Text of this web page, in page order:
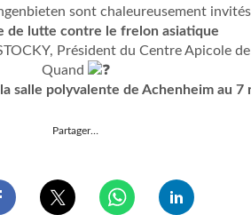
sont chaleureusement
de lutte contre le frelon asiatique
Président du Centre Apicole
Quand
salle polyvalente de Achenheim au
Partager…